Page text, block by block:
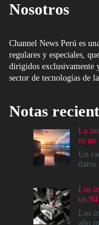
Nosotros
Channel News Perú es
regulares y especiales,
dirigidos exclusivamente
sector de tecnologías de
Notas
La
es un
Un
Los
un
Los
año